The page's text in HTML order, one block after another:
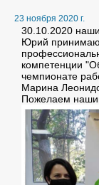
23 ноября 2020 г.
30.10.2020
Юрий
компетенции
чемпионате
Марина
Пожелаем